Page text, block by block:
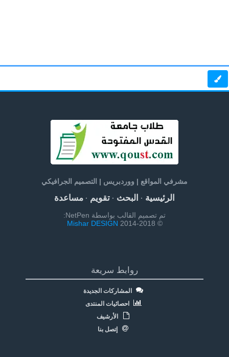
مشرفي المواقع | ووردبريس | التصميم الجرافيكي
الرئيسية· البحث· تقويم· مساعدة
تم تصميم القالب بواسطة NetPen:
© 2014-2018
Mishar DESIGN
روابط سريعة
المشاركات الجديدة
احصائيات المنتدى
الأرشيف
إتصل بنا